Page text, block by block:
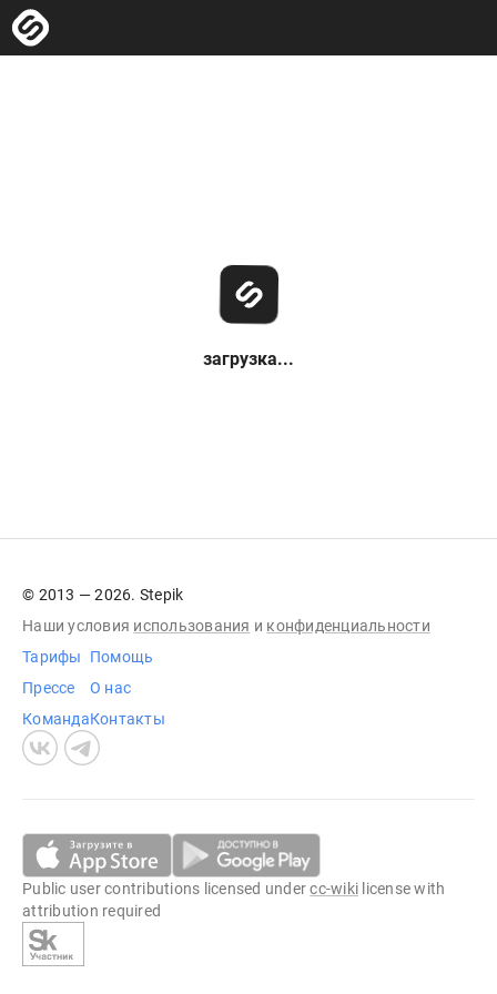
загрузка...
© 2013 — 2026. Stepik
Наши условия использования и конфиденциальности
Тарифы
Прессе
Команда
Помощь
О нас
Контакты
Public user contributions licensed undercc-wiki license with
attribution required